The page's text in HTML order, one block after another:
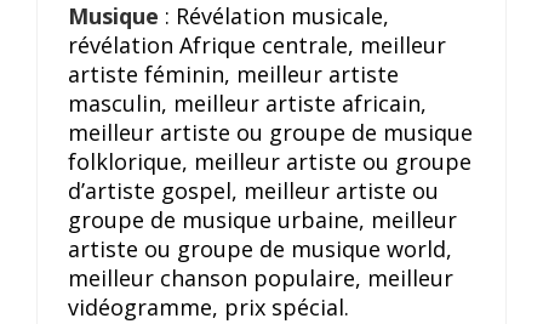
Musique : Révélation musicale,
révélation Afrique centrale, meilleur
artiste féminin, meilleur artiste
masculin, meilleur artiste africain,
meilleur artiste ou groupe de musique
folklorique, meilleur artiste ou groupe
d’artiste gospel, meilleur artiste ou
groupe de musique urbaine, meilleur
artiste ou groupe de musique world,
meilleur chanson populaire, meilleur
vidéogramme, prix spécial.